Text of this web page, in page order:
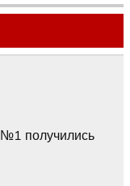
получились